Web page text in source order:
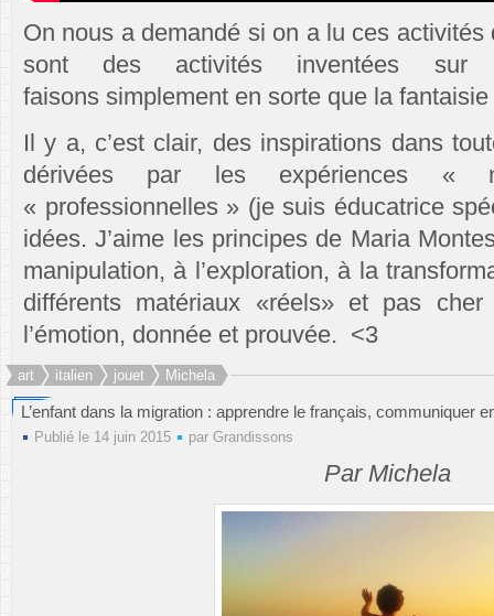
On nous a demandé si on a lu ces
sont des activités inventées
faisons simplement en sorte que la fantaisie
Il y a, c’est clair, des inspirations dans
dérivées par les expériences «
« professionnelles » (je suis éducatrice
idées. J’aime les principes de Maria
manipulation, à l’exploration, à la
différents matériaux «réels» et pas
l’émotion, donnée et prouvée. <3
art italien jouet Michela
L’enfant dans la migration : apprendre le français, communiquer
Publié le 14 juin 2015 par Grandissons
Par Michela